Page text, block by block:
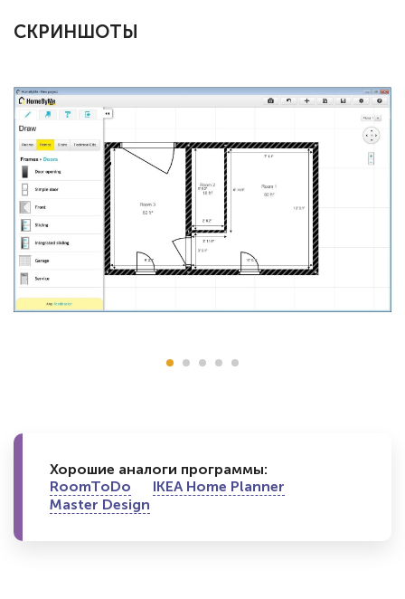
СКРИНШОТЫ
Хорошие аналоги программы:
RoomToDo
IKEA Home Planner
Master Design